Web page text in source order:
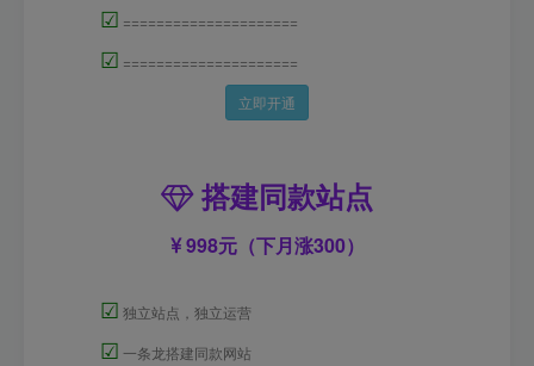
☑ =====================
☑ =====================
立即开通
搭建同款站点
998元（下月涨300）
☑ 独立站点，独立运营
☑ 一条龙搭建同款网站